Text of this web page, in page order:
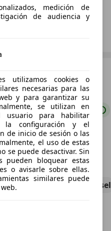
Precio justo
97.184 km Diésel
medición de
de audiencia y
utilizamos cookies o
necesarias para las
y para garantizar su
se utilizan en
usuario para habilitar
la configuración y el
de inicio de sesión o las
el uso de estas
se puede desactivar. Sin
pueden bloquear estas
o avisarle sobre ellas.
similares puede